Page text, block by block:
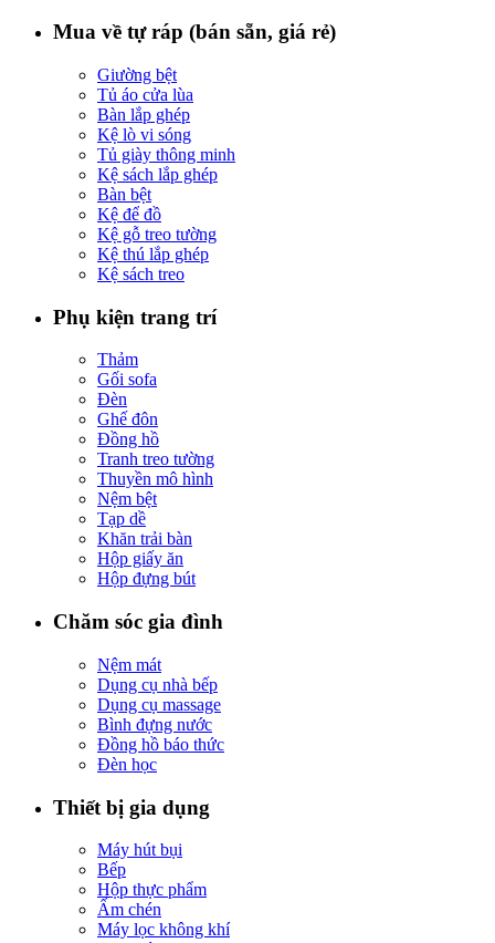
Mua về tự ráp (bán sẵn, giá rẻ)
Giường bệt
Tủ áo cửa lùa
Bàn lắp ghép
Kệ lò vi sóng
Tủ giày thông minh
Kệ sách lắp ghép
Bàn bệt
Kệ để đồ
Kệ gỗ treo tường
Kệ thú lắp ghép
Kệ sách treo
Phụ kiện trang trí
Thảm
Gối sofa
Đèn
Ghế đôn
Đồng hồ
Tranh treo tường
Thuyền mô hình
Nệm bệt
Tạp dề
Khăn trải bàn
Hộp giấy ăn
Hộp đựng bút
Chăm sóc gia đình
Nệm mát
Dụng cụ nhà bếp
Dụng cụ massage
Bình đựng nước
Đồng hồ báo thức
Đèn học
Thiết bị gia dụng
Máy hút bụi
Bếp
Hộp thực phẩm
Ấm chén
Máy lọc không khí